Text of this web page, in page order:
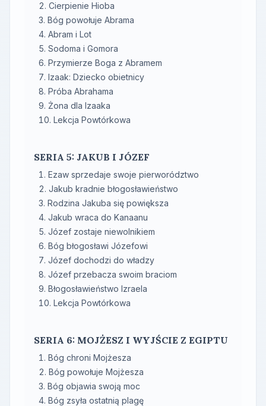
Cierpienie Hioba
Bóg powołuje Abrama
Abram i Lot
Sodoma i Gomora
Przymierze Boga z Abramem
Izaak: Dziecko obietnicy
Próba Abrahama
Żona dla Izaaka
Lekcja Powtórkowa
SERIA 5: JAKUB I JÓZEF
Ezaw sprzedaje swoje pierworództwo
Jakub kradnie błogosławieństwo
Rodzina Jakuba się powiększa
Jakub wraca do Kanaanu
Józef zostaje niewolnikiem
Bóg błogosławi Józefowi
Józef dochodzi do władzy
Józef przebacza swoim braciom
Błogosławieństwo Izraela
Lekcja Powtórkowa
SERIA 6: MOJŻESZ I WYJŚCIE Z EGIPTU
Bóg chroni Mojżesza
Bóg powołuje Mojżesza
Bóg objawia swoją moc
Bóg zsyła ostatnią plagę